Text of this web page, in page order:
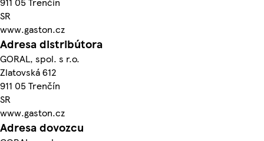
SR
www.gaston.cz
Adresa distribútora
GORAL, spol. s r.o.
Zlatovská 612
911 05 Trenčín
SR
www.gaston.cz
Adresa dovozcu